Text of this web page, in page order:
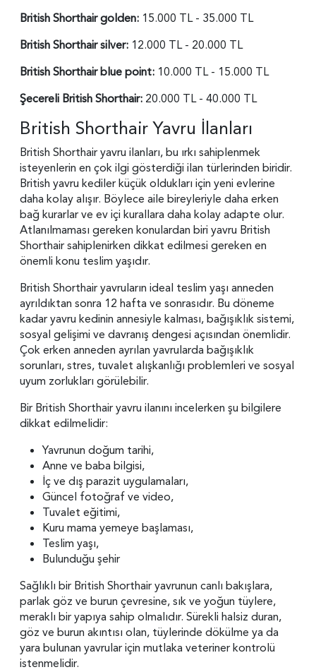
British Shorthair golden: 15.000 TL - 35.000 TL
British Shorthair silver: 12.000 TL - 20.000 TL
British Shorthair blue point: 10.000 TL - 15.000 TL
Şecereli British Shorthair: 20.000 TL - 40.000 TL
British Shorthair Yavru İlanları
British Shorthair yavru ilanları, bu ırkı sahiplenmek
isteyenlerin en çok ilgi gösterdiği ilan türlerinden biridir.
British yavru kediler küçük oldukları için yeni evlerine
daha kolay alışır. Böylece aile bireyleriyle daha erken
bağ kurarlar ve ev içi kurallara daha kolay adapte olur.
Atlanılmaması gereken konulardan biri yavru British
Shorthair sahiplenirken dikkat edilmesi gereken en
önemli konu teslim yaşıdır.
British Shorthair yavruların ideal teslim yaşı anneden
ayrıldıktan sonra 12 hafta ve sonrasıdır. Bu döneme
kadar yavru kedinin annesiyle kalması, bağışıklık sistemi,
sosyal gelişimi ve davranış dengesi açısından önemlidir.
Çok erken anneden ayrılan yavrularda bağışıklık
sorunları, stres, tuvalet alışkanlığı problemleri ve sosyal
uyum zorlukları görülebilir.
Bir British Shorthair yavru ilanını incelerken şu bilgilere
dikkat edilmelidir:
Yavrunun doğum tarihi,
Anne ve baba bilgisi,
İç ve dış parazit uygulamaları,
Güncel fotoğraf ve video,
Tuvalet eğitimi,
Kuru mama yemeye başlaması,
Teslim yaşı,
Bulunduğu şehir
Sağlıklı bir British Shorthair yavrunun canlı bakışlara,
parlak göz ve burun çevresine, sık ve yoğun tüylere,
meraklı bir yapıya sahip olmalıdır. Sürekli halsiz duran,
göz ve burun akıntısı olan, tüylerinde dökülme ya da
yara bulunan yavrular için mutlaka veteriner kontrolü
istenmelidir.